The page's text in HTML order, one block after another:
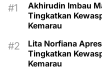
Akhirudin Imbau
Tingkatkan
Kemarau
Lita Norfiana
Tingkatkan
Kemarau